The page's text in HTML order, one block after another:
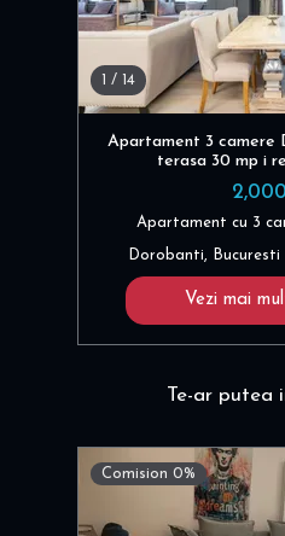
/ 14
Apartament 3 camere
terasa 30 mp i
Apartament cu 3
Dorobanti, Bucuresti
Vezi mai
Te-ar putea
Comision 0%